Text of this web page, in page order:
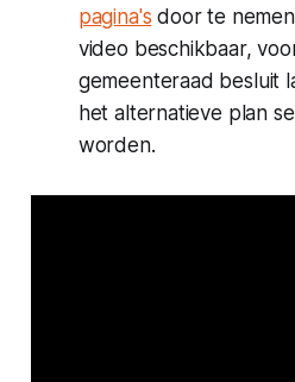
pagina's door te
video beschikbaar,
gemeenteraad besluit
het alternatieve plan
worden.